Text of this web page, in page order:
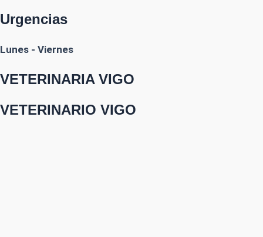
Urgencias
Lunes - Viernes
VETERINARIA VIGO
VETERINARIO VIGO